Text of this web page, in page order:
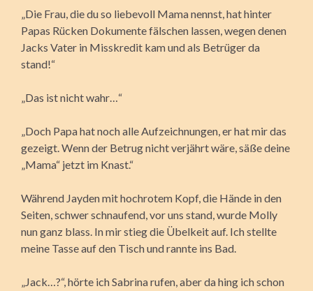
„Die Frau, die du so liebevoll Mama nennst, hat hinter
Papas Rücken Dokumente fälschen lassen, wegen denen
Jacks Vater in Misskredit kam und als Betrüger da
stand!“
„Das ist nicht wahr…“
„Doch Papa hat noch alle Aufzeichnungen, er hat mir das
gezeigt. Wenn der Betrug nicht verjährt wäre, säße deine
„Mama“ jetzt im Knast.“
Während Jayden mit hochrotem Kopf, die Hände in den
Seiten, schwer schnaufend, vor uns stand, wurde Molly
nun ganz blass. In mir stieg die Übelkeit auf. Ich stellte
meine Tasse auf den Tisch und rannte ins Bad.
„Jack…?“, hörte ich Sabrina rufen, aber da hing ich schon